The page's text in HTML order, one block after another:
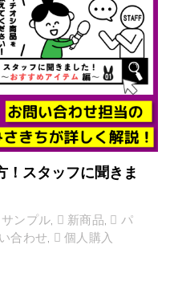
！スタッフに聞きま
サンプル, 新商品,
パ
合わせ,
個人購入